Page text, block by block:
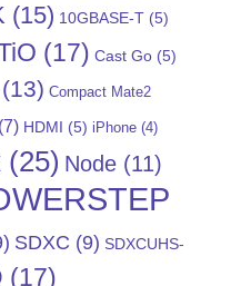
(15) 10GBASE-T (5)
(17) Cast Go (5)
(13) Compact Mate2
(7) HDMI (5) iPhone (4)
(25) Node (11)
SDXC (9) SDXCUHS-
(17)